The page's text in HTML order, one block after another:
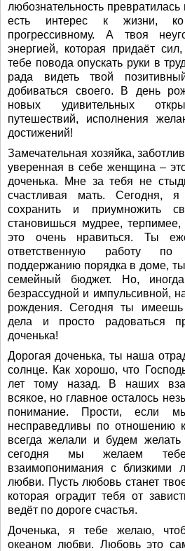
любознательность
есть интерес к жизни,
прогрессивному. А твоя
энергией, которая придаёт
тебе повода опускать руки в
рада видеть твой
добиваться своего. В день
новых удивительных
путешествий, исполнения
достижений!
Замечательная хозяйка,
уверенная в себе женщина –
доченька. Мне за тебя не
счастливая мать. Сегодня,
сохранить и приумножить
становишься мудрее,
это очень нравиться. Ты
ответственную работу по
поддержанию порядка в доме,
семейный бюджет. Но,
безрассудной и импульсивной,
рождения. Сегодня ты имеешь
дела и просто радоваться
доченька!
Дорогая доченька, ты наша
солнце. Как хорошо, что
лет тому назад. В наших
всякое, но главное осталось
понимание. Прости, если
несправедливы по отношению
всегда желали и будем
сегодня мы желаем
взаимопонимания с близкими
любви. Пусть любовь станет
которая оградит тебя от
ведёт по дороге счастья.
Доченька, я тебе желаю,
океаном любви. Любовь это